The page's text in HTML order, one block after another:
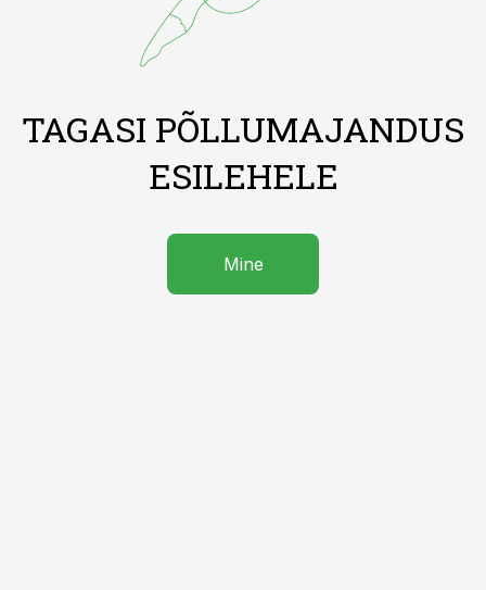
TAGASI PÕLLUMAJANDUS
ESILEHELE
Mine